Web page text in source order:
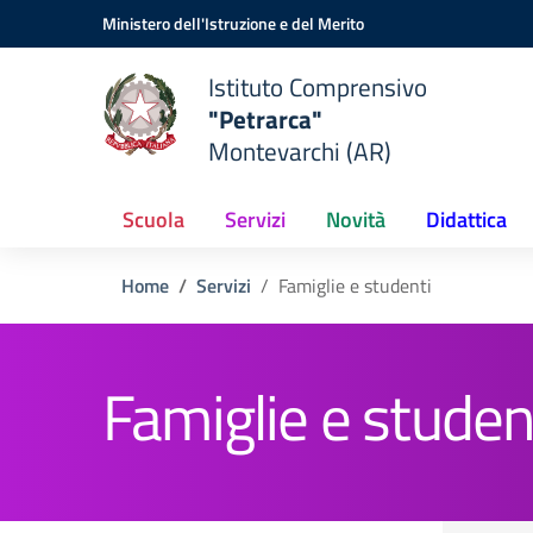
Vai ai contenuti
Vai al menu di navigazioneMinistero dell'Istruzione e del Merito
Istituto Comprensivo
"Petrarca"
Montevarchi (AR)
Scuola Servizi Novità Didattica
Home Servizi Famiglie e studenti
Famiglie e